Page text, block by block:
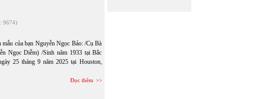
9674)
của bạn Nguyễn Ngọc Bảo: /Cụ Bà
Ngọc Diễm) /Sinh năm 1933 tại Bắc
25 tháng 9 năm 2025 tại Houston,
Đọc thêm